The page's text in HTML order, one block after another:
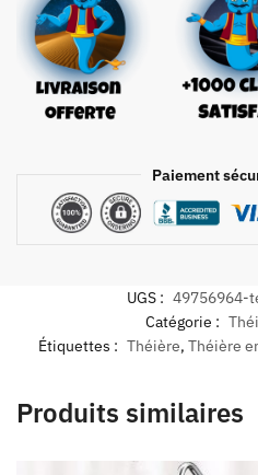
Paiement
UGS : 49756964-
Catégorie :
Étiquettes : Théière, Théière
Produits similaires